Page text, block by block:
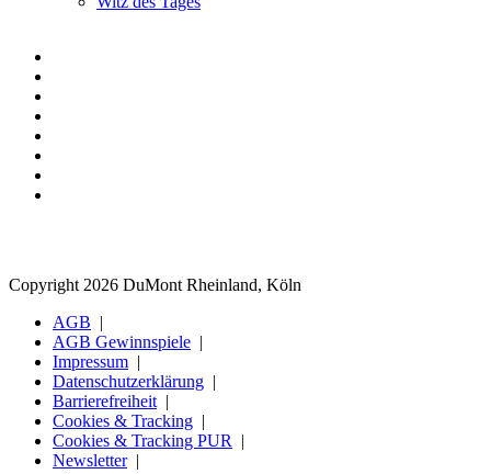
Copyright 2026 DuMont Rheinland, Köln
AGB
AGB Gewinnspiele
Impressum
Datenschutzerklärung
Barrierefreiheit
Cookies & Tracking
Cookies & Tracking PUR
Newsletter